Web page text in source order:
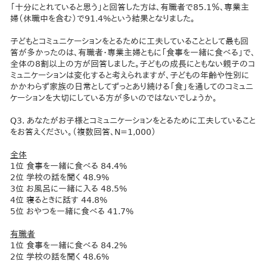
「十分にとれていると思う」と回答した方は、有職者で85.1％、専業主
婦（休職中を含む）で91.4%という結果となりました。
子どもとコミュニケーションをとるために工夫していることとして最も回
答が多かったのは、有職者・専業主婦ともに「食事を一緒に食べる」で、
全体の8割以上の方が回答しました。子どもの成長にともない親子のコ
ミュニケーションは変化すると考えられますが、子どもの年齢や性別に
かかわらず家族の日常としてずっとあり続ける「食」を通してのコミュニ
ケーションを大切にしている方が多いのではないでしょうか。
Q3. あなたがお子様とコミュニケーションをとるために工夫していること
をお答えください。（複数回答、N=1,000）
全体
1位 食事を一緒に食べる 84.4%
2位 学校の話を聞く 48.9%
3位 お風呂に一緒に入る 48.5%
4位 寝るときに話す 44.8%
5位 おやつを一緒に食べる 41.7%
有職者
1位 食事を一緒に食べる 84.2%
2位 学校の話を聞く 48.6%